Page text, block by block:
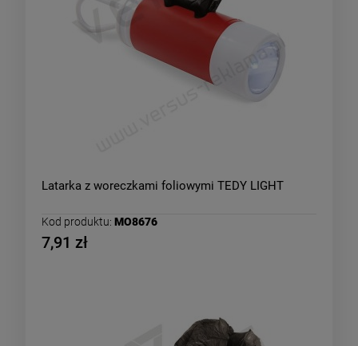
Latarka z woreczkami foliowymi TEDY LIGHT
Kod produktu: MO8676
7,91 zł